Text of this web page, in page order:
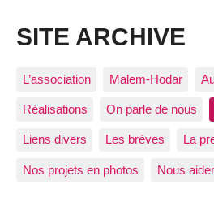
SITE ARCHIVE
L’association Malem-Hodar
Réalisations On parle de nous
Liens divers Les brèves La
Nos projets en photos Nous aider